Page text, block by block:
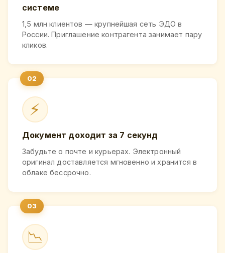
системе
1,5 млн клиентов — крупнейшая сеть ЭДО в
России. Приглашение контрагента занимает пару
кликов.
⚡
Документ доходит за 7 секунд
Забудьте о почте и курьерах. Электронный
оригинал доставляется мгновенно и хранится в
облаке бессрочно.
📉